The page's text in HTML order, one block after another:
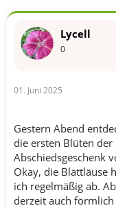
k
o
:
Lycell
0
01. Juni 2025
Gestern Abend
die ersten Blüten der
Abschiedsgeschenk
Okay, die Blattläuse
ich regelmäßig ab.
derzeit auch